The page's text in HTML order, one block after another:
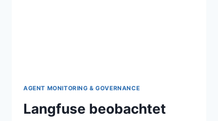
AGENT MONITORING & GOVERNANCE
Langfuse beobachtet